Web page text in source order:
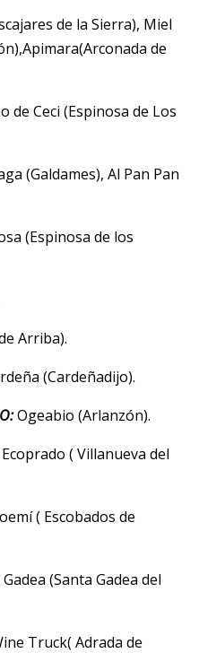
de la Sierra), Miel
de
de Ceci (Espinosa de Los
(Galdames), Al Pan Pan
(Espinosa de los
Arriba).
(Cardeñadijo).
Ogeabio (Arlanzón).
( Villanueva del
( Escobados de
(Santa Gadea del
Truck( Adrada de